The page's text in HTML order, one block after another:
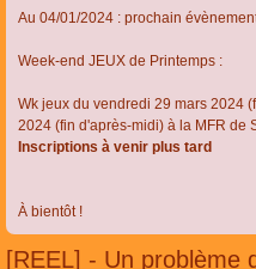
Au 04/01/2024 : prochain
Week-end JEUX de Printemps :
Wk jeux du vendredi 29 mars 2024
2024 (fin d'après-midi) à la MFR de
Inscriptions à venir plus tard
À bientôt !
[REEL] - Un problème